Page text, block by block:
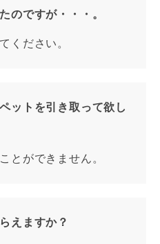
のですが・・・。
ください。
ットを引き取って欲し
とができません。
えますか？